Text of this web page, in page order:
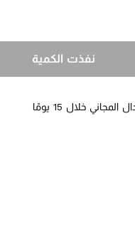
نفذت الكمية
خلال 15 يومًا